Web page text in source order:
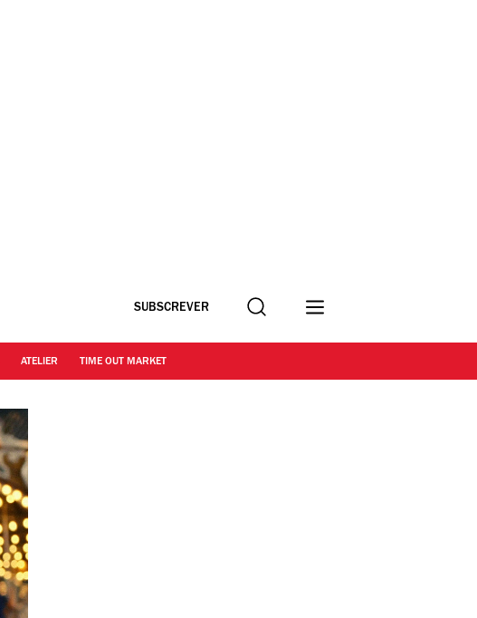
SUBSCREVER Procurar
ATELIER TIME OUT MARKET